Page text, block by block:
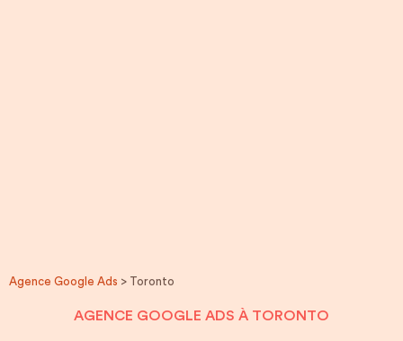
Agence Google Ads > Toronto
AGENCE GOOGLE ADS À TORONTO